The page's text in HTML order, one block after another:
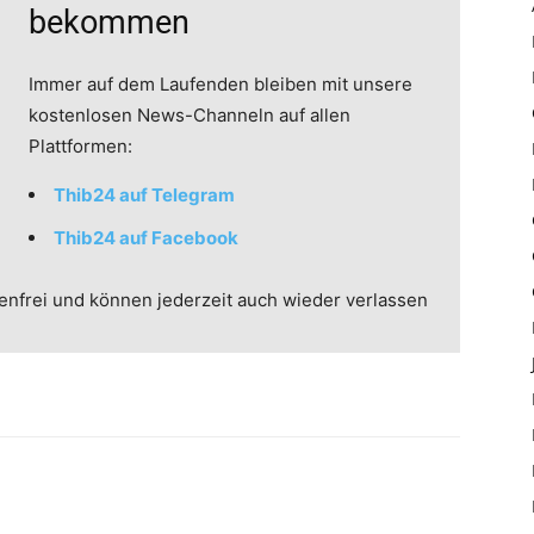
bekommen
Immer auf dem Laufenden bleiben mit unsere
kostenlosen News-Channeln auf allen
Plattformen:
Thib24 auf Telegram
Thib24 auf Facebook
und können jederzeit auch wieder verlassen